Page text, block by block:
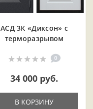
АСД 3К «Диксон» с
терморазрывом
0
34 000 руб.
В КОРЗИНУ